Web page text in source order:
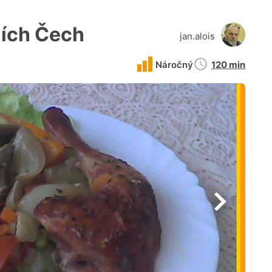
Čech jan.alois
Náročný
Doba
120 min